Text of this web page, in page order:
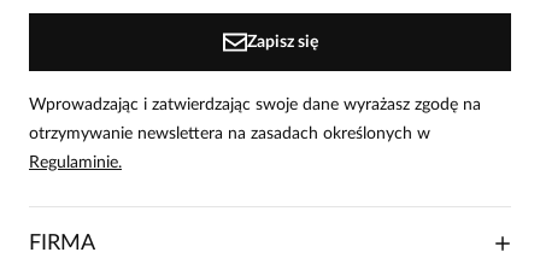
Zapisz się
Wprowadzając i zatwierdzając swoje dane wyrażasz zgodę na
otrzymywanie newslettera na zasadach określonych w
Regulaminie.
FIRMA